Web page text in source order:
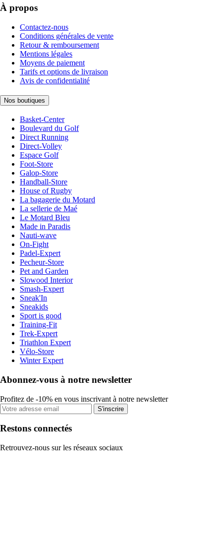
À propos
Contactez-nous
Conditions générales de vente
Retour & remboursement
Mentions légales
Moyens de paiement
Tarifs et options de livraison
Avis de confidentialité
Nos boutiques
Basket-Center
Boulevard du Golf
Direct Running
Direct-Volley
Espace Golf
Foot-Store
Galop-Store
Handball-Store
House of Rugby
La bagagerie du Motard
La sellerie de Maé
Le Motard Bleu
Made in Paradis
Nauti-wave
On-Fight
Padel-Expert
Pecheur-Store
Pet and Garden
Slowood Interior
Smash-Expert
Sneak'In
Sneakids
Sport is good
Training-Fit
Trek-Expert
Triathlon Expert
Vélo-Store
Winter Expert
Abonnez-vous à notre newsletter
Profitez de -10% en vous inscrivant à notre newsletter
S'inscrire
Restons connectés
Retrouvez-nous sur les réseaux sociaux